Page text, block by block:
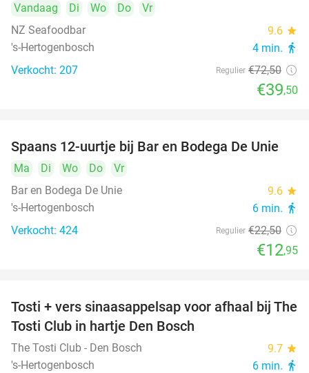
Vandaag Di Wo Do
Vr
NZ Seafoodbar
9.6 star
's-Hertogenbosch 4 min. directions_walk
Verkocht: 207 Regulier €72,50
€39,50
42%
Spaans 12-uurtje bij Bar en Bodega De Unie
Ma Di Wo Do
Vr
Bar en Bodega De Unie
9.6 star
's-Hertogenbosch 6 min. directions_walk
Verkocht: 424 Regulier €22,50
€12,95
49%
Tosti + vers sinaasappelsap voor afhaal bij The
Tosti Club in hartje Den Bosch
The Tosti Club - Den Bosch 9.7 star
's-Hertogenbosch 6 min. directions_walk